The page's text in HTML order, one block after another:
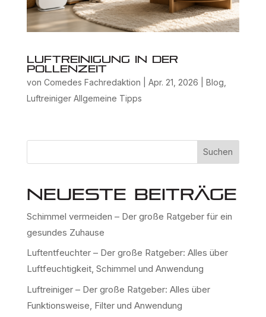
Luftreinigung in der
Pollenzeit
von Comedes Fachredaktion Apr. 21, 2026 Blog
Luftreiniger Allgemeine Tipps
Suchen
Neueste Beiträge
Schimmel vermeiden – Der große Ratgeber für ein
gesundes Zuhause
Luftentfeuchter – Der große Ratgeber: Alles über
Luftfeuchtigkeit, Schimmel und Anwendung
Luftreiniger – Der große Ratgeber: Alles über
Funktionsweise, Filter und Anwendung